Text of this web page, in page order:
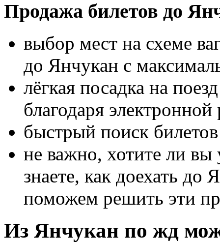
Продажа билетов до
выбор мест на схеме
до Янчукан с
лёгкая посадка на
благодаря
быстрый поиск
не важно, хотите ли вы
знаете, как доехать
поможем решить эти
Из Янчукан по жд